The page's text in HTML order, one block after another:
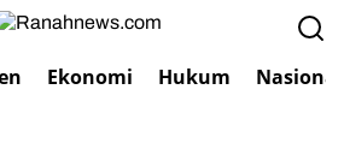
Ekonomi Hukum Nasional